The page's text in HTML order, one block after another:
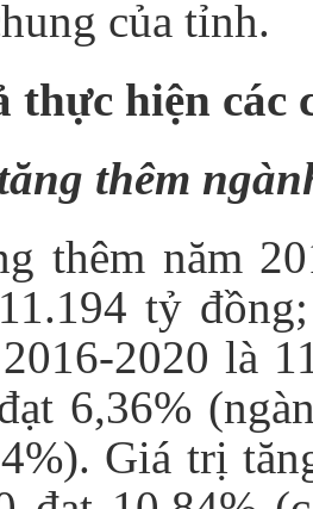
của tỉnh.
thực hiện các
thêm
thêm năm
tỷ
2020 là
6,36%
Giá trị